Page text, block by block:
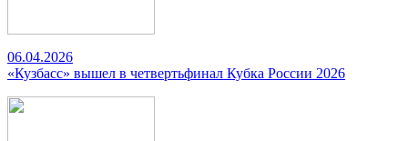
06.04.2026
«Кузбасс» вышел в четвертьфинал Кубка России 2026